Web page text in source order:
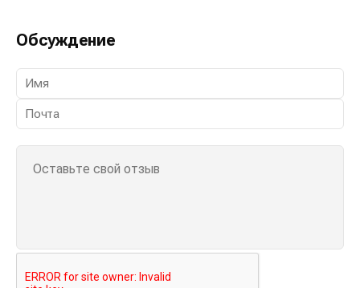
Обсуждение